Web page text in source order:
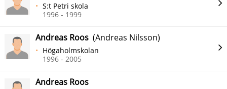
S:t Petri skola
1996 - 1999
Andreas Roos (Andreas Nilsson)
Högaholmskolan
1996 - 2005
Andreas Roos